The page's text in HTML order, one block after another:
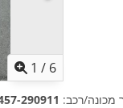
1 / 6
מכונה/רכב: 290911